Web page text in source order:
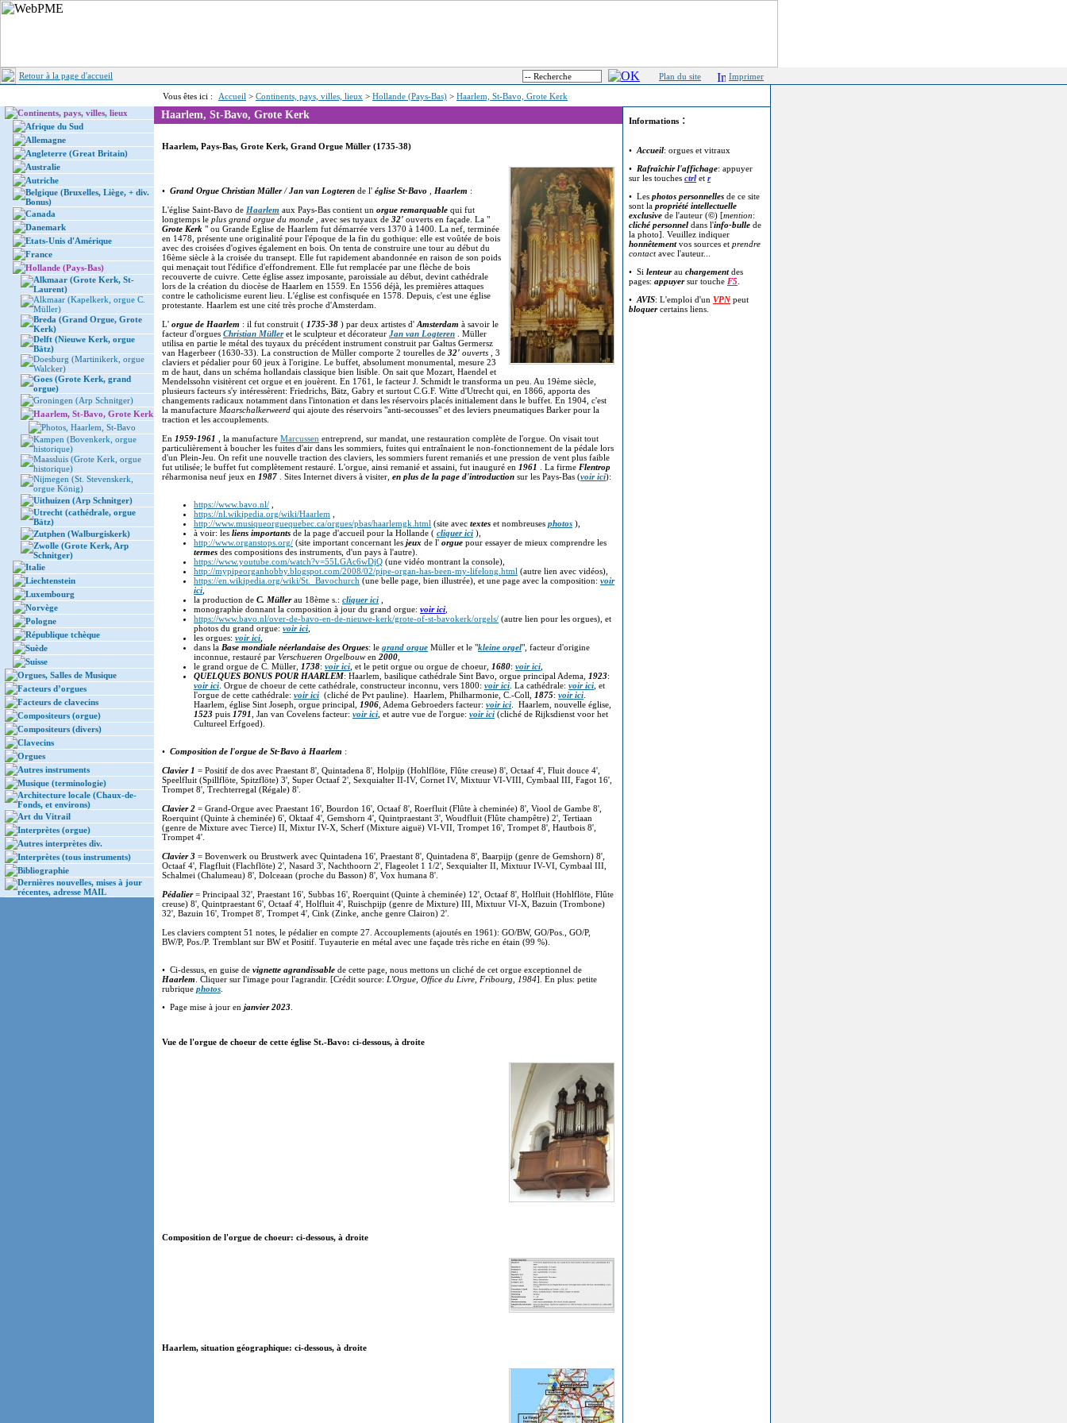
Retour à la page d'accueil Plan du site Imprimer
Vous êtes ici : Accueil > Continents, pays, villes, lieux > Hollande (Pays-Bas) > Haarlem, St-Bavo, Grote Kerk
Continents, pays, villes, lieux
Afrique du Sud
Allemagne
Angleterre (Great Britain)
Australie
Autriche
Belgique (Bruxelles, Liège, + div.
Bonus)
Canada
Danemark
Etats-Unis d'Amérique
France
Hollande (Pays-Bas)
Alkmaar (Grote Kerk, St-
Laurent)
Alkmaar (Kapelkerk, orgue C.
Müller)
Breda (Grand Orgue, Grote
Kerk)
Delft (Nieuwe Kerk, orgue
Bätz)
Doesburg (Martinikerk, orgue
Walcker)
Goes (Grote Kerk, grand
orgue)
Groningen (Arp Schnitger)
Haarlem, St-Bavo, Grote Kerk
Photos, Haarlem, St-Bavo
Kampen (Bovenkerk, orgue
historique)
Maassluis (Grote Kerk, orgue
historique)
Nijmegen (St. Stevenskerk,
orgue König)
Uithuizen (Arp Schnitger)
Utrecht (cathédrale, orgue
Bätz)
Zutphen (Walburgiskerk)
Zwolle (Grote Kerk, Arp
Schnitger)
Italie
Liechtenstein
Luxembourg
Norvège
Pologne
République tchèque
Suède
Suisse
Orgues, Salles de Musique
Facteurs d’orgues
Facteurs de clavecins
Compositeurs (orgue)
Compositeurs (divers)
Clavecins
Orgues
Autres instruments
Musique (terminologie)
Architecture locale (Chaux-de-
Fonds, et environs)
Art du Vitrail
Interprètes (orgue)
Autres interprètes div.
Interprètes (tous instruments)
Bibliographie
Dernières nouvelles, mises à jour
récentes, adresse MAIL
Haarlem, St-Bavo, Grote Kerk
Haarlem, Pays-Bas, Grote Kerk, Grand Orgue Müller (1735-38)
• Grand Orgue Christian Müller/Jan van Logteren de l' église St-Bavo Haarlem :
L'église Saint-Bavo de Haarlem aux Pays-Bas contient un orgue remarquable qui fut
longtemps le plus grand orgue du monde , avec ses tuyaux de 32' ouverts en façade. La "
Grote Kerk " ou Grande Eglise de Haarlem fut démarrée vers 1370 à 1400. La nef, terminée
en 1478, présente une originalité pour l'époque de la fin du gothique: elle est voûtée de bois
avec des croisées d'ogives également en bois. On tenta de construire une tour au début du
16ème siècle à la croisée du transept. Elle fut rapidement abandonnée en raison de son poids
qui menaçait tout l'édifice d'effondrement. Elle fut remplacée par une flèche de bois
recouverte de cuivre. Cette église assez imposante, paroissiale au début, devint cathédrale
lors de la création du diocèse de Haarlem en 1559. En 1556 déjà, les premières attaques
contre le catholicisme eurent lieu. L'église est confisquée en 1578. Depuis, c'est une église
protestante. Haarlem est une cité très proche d'Amsterdam.
L' orgue de Haarlem : il fut construit ( 1735-38 ) par deux artistes d' Amsterdam à savoir le
facteur d'orgues Christian Mülleret le sculpteur et décorateur Jan van Logteren . Müller
utilisa en partie le métal des tuyaux du précédent instrument construit par Galtus Germersz
van Hagerbeer (1630-33). La construction de Müller comporte 2 tourelles de 32' ouverts , 3
claviers et pédalier pour 60 jeux à l'origine. Le buffet, absolument monumental, mesure 23
m de haut, dans un schéma hollandais classique bien lisible. On sait que Mozart, Haendel et
Mendelssohn visitèrent cet orgue et en jouèrent. En 1761, le facteur J. Schmidt le transforma un peu. Au 19ème siècle,
plusieurs facteurs s'y intéressèrent: Friedrichs, Bätz, Gabry et surtout C.G.F. Witte d'Utrecht qui, en 1866, apporta des
changements radicaux notamment dans l'intonation et dans les réservoirs placés initialement dans le buffet. En 1904, c'est
la manufacture Maarschalkerweerd qui ajoute des réservoirs "anti-secousses" et des leviers pneumatiques Barker pour la
traction et les accouplements.
En 1959-1961 , la manufacture Marcussen entreprend, sur mandat, une restauration complète de l'orgue. On visait tout
particulièrement à boucher les fuites d'air dans les sommiers, fuites qui entraînaient le non-fonctionnement de la pédale lors
d'un Plein-Jeu. On refit une nouvelle traction des claviers, les sommiers furent remaniés et une pression de vent plus faible
fut utilisée; le buffet fut complètement restauré. L'orgue, ainsi remanié et assaini, fut inauguré en 1961 . La firme Flentrop
réharmonisa neuf jeux en 1987 . Sites Internet divers à visiter, en plus de la page d'introduction sur les Pays-Bas (voir ici):
https://www.bavo.nl/
https://nl.wikipedia.org/wiki/Haarlem
http://www.musiqueorguequebec.ca/orgues/pbas/haarlemgk.html (site avec textes et nombreuses photos ),
à voir: les liens importants de la page d'accueil pour la Hollande ( cliquer ici ),
http://www.organstops.org/ (site important concernant les jeux de l' orgue pour essayer de mieux comprendre les
termes des compositions des instruments, d'un pays à l'autre).
https://www.youtube.com/watch?v=55LGAc6wDjQ (une vidéo montrant la console),
http://mypipeorganhobby.blogspot.com/2008/02/pipe-organ-has-been-my-lifelong.html (autre lien avec vidéos),
https://en.wikipedia.org/wiki/St._Bavochurch (une belle page, bien illustrée), et une page avec la composition: voir
ici
la production de C. Müllerau 18ème s.: cliquer ici
monographie donnant la composition à jour du grand orgue: voir ici
https://www.bavo.nl/over-de-bavo-en-de-nieuwe-kerk/grote-of-st-bavokerk/orgels/ (autre lien pour les orgues), et
photos du grand orgue: voir ici
les orgues: voir ici
dans la Base mondiale néerlandaise des Orgues: le grand orgue Müller et le "kleine orgel", facteur d'origine
inconnue, restauré par Verschueren Orgelbouwen 2000
le grand orgue de C. Müller, 1738: voir ici , et le petit orgue ou orgue de choeur, 1680: voir ici
QUELQUES BONUS POUR HAARLEM: Haarlem, basilique cathédrale Sint Bavo, orgue principal Adema, 1923:
voir ici . Orgue de choeur de cette cathédrale, constructeur inconnu, vers 1800: voir ici . La cathédrale: voir ici , et
l'orgue de cette cathédrale: voir ici (cliché de Pvt pauline). Haarlem, Philharmonie, C.-Coll, 1875: voir ici
Haarlem, église Sint Joseph, orgue principal, 1906 , Adema Gebroeders facteur: voir ici . Haarlem, nouvelle église,
1523 puis 1791 , Jan van Covelens facteur: voir ici , et autre vue de l'orgue: voir ici (cliché de Rijksdienst voor het
Cultureel Erfgoed).
• Composition de l'orgue de St-Bavo à Haarlem :
Clavier 1 = Positif de dos avec Praestant 8', Quintadena 8', Holpijp (Hohlflöte, Flûte creuse) 8', Octaaf 4', Fluit douce 4',
Speelfluit (Spillflöte, Spitzflöte) 3', Super Octaaf 2', Sexquialter II-IV, Cornet IV, Mixtuur VI-VIII, Cymbaal III, Fagot 16',
Trompet 8', Trechterregal (Régale) 8'.
Clavier 2 = Grand-Orgue avec Praestant 16', Bourdon 16', Octaaf 8', Roerfluit (Flûte à cheminée) 8', Viool de Gambe 8',
Roerquint (Quinte à cheminée) 6', Oktaaf 4', Gemshorn 4', Quintpraestant 3', Woudfluit (Flûte champêtre) 2', Tertiaan
(genre de Mixture avec Tierce) II, Mixtur IV-X, Scherf (Mixture aiguë) VI-VII, Trompet 16', Trompet 8', Hautbois 8',
Trompet 4'.
Clavier 3 = Bovenwerk ou Brustwerk avec Quintadena 16', Praestant 8', Quintadena 8', Baarpijp (genre de Gemshorn) 8',
Octaaf 4', Flagfluit (Flachflöte) 2', Nasard 3', Nachthoorn 2', Flageolet 1 1/2', Sexquialter II, Mixtuur IV-VI, Cymbaal III,
Schalmei (Chalumeau) 8', Dolceaan (proche du Basson) 8', Vox humana 8'.
Pédalier = Principaal 32', Praestant 16', Subbas 16', Roerquint (Quinte à cheminée) 12', Octaaf 8', Holfluit (Hohlflöte, Flûte
creuse) 8', Quintpraestant 6', Octaaf 4', Holfluit 4', Ruischpijp (genre de Mixture) III, Mixtuur VI-X, Bazuin (Trombone)
32', Bazuin 16', Trompet 8', Trompet 4', Cink (Zinke, anche genre Clairon) 2'.
Les claviers comptent 51 notes, le pédalier en compte 27. Accouplements (ajoutés en 1961): GO/BW, GO/Pos., GO/P,
BW/P, Pos./P. Tremblant sur BW et Positif. Tuyauterie en métal avec une façade très riche en étain (99 %).
• Ci-dessus, en guise de vignette agrandissable de cette page, nous mettons un cliché de cet orgue exceptionnel de
Haarlem . Cliquer sur l'image pour l'agrandir. [Crédit source: L'Orgue, Office du Livre, Fribourg, 1984]. En plus: petite
rubrique photos
• Page mise à jour en janvier 2023
Vue de l'orgue de choeur de cette église St.-Bavo: ci-dessous, à droite
Composition de l'orgue de choeur: ci-dessous, à droite
Haarlem, situation géographique: ci-dessous, à droite
Informations :
• Accueil: orgues et vitraux
• Rafraîchir l'affichage: appuyer
sur les touches ctrl et r
• Les photos personnelles de ce site
sont la propriété intellectuelle
exclusive de l'auteur (©) [mention:
cliché personnel dans l'info-bulle de
la photo]. Veuillez indiquer
honnêtementvos sources et prendre
contactavec l'auteur...
• Si lenteurau chargementdes
pages: appuyersur touche F5
• AVIS: L'emploi d'un VPNpeut
bloquercertains liens.